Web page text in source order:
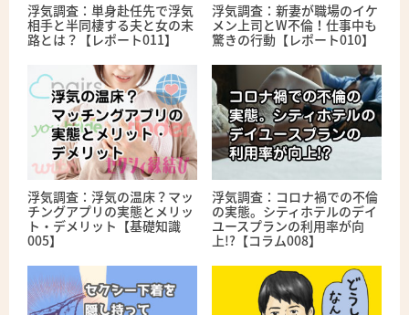
浮気調査：単身赴任先で浮気
相手と半同棲する夫と女の末
路とは？【レポート011】
浮気調査：新妻が職場のイケ
メン上司とW不倫！仕事中も
驚きの行動【レポート010】
浮気調査：浮気の温床？マッ
チングアプリの実態とメリッ
ト・デメリット【基礎知識
005】
浮気調査：コロナ禍での不倫
の実態。シティホテルのデイ
ユースプランの利用率が向
上!?【コラム008】